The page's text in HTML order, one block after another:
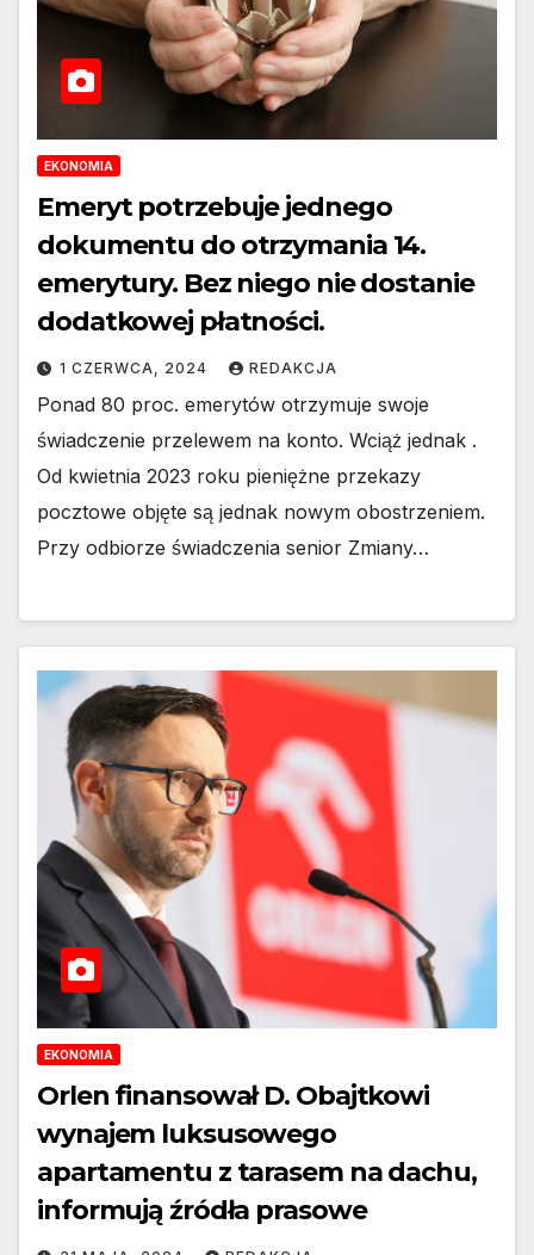
EKONOMIA
Emeryt potrzebuje jednego
dokumentu do otrzymania 14.
emerytury. Bez niego nie dostanie
dodatkowej płatności.
1 CZERWCA, 2024 REDAKCJA
Ponad 80 proc. emerytów otrzymuje swoje
świadczenie przelewem na konto. Wciąż jednak .
Od kwietnia 2023 roku pieniężne przekazy
pocztowe objęte są jednak nowym obostrzeniem.
Przy odbiorze świadczenia senior Zmiany…
EKONOMIA
Orlen finansował D. Obajtkowi
wynajem luksusowego
apartamentu z tarasem na dachu,
informują źródła prasowe